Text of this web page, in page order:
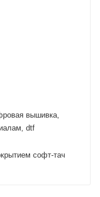
вышивка,
dtf
софт-тач